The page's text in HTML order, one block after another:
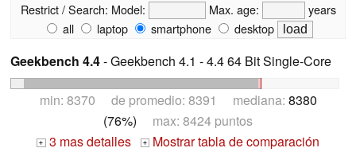
Restrict / Search: Model: Max. age:
years
all
laptop smartphone desktop
Geekbench 4.4- Geekbench 4.1 - 4.4 64 Bit Single-Core
min: 8370 de promedio: 8391 mediana: 8380
(76%) max: 8424 puntos
+ 3 mas detalles +
Mostrar tabla de comparación